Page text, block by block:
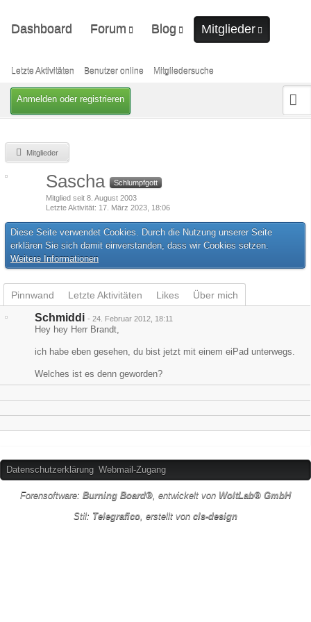
Anmelden oder registrieren
Dashboard Forum Blog Mitglieder
Benutzer online
Letzte Aktivitäten Benutzer online Mitgliedersuche
Mitglieder
Sascha
Schlumpfgott
Mitglied seit 8. August 2003
Letzte Aktivität 17. März 2023, 18:06
Diese Seite verwendet Cookies. Durch die Nutzung unserer Seite
erklären Sie sich damit einverstanden, dass wir Cookies setzen.
Weitere Informationen
Pinnwand Letzte Aktivitäten Likes Über mich
Schmiddi - 24. Februar 2012, 18:11
Hey hey Herr Brandt,
ich habe eben gesehen, du bist jetzt mit einem eiPad unterwegs.
Welches ist es denn geworden?
Datenschutzerklärung Webmail-Zugang
Forensoftware: Burning Board®, entwickelt von WoltLab® GmbH
Stil: Telegrafico, erstellt von cls-design